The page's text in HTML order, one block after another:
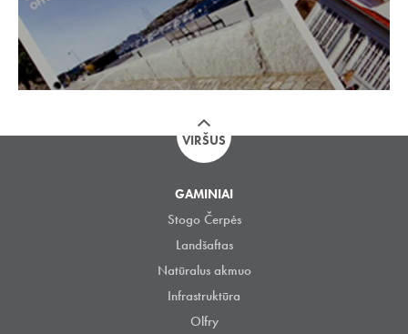
VIRŠUS
GAMINIAI
Stogo Čerpės
Landšaftas
Natūralus akmuo
Infrastruktūra
Olfry